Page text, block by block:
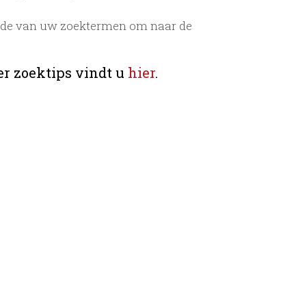
van uw zoektermen om naar de
zoektips vindt u hier.